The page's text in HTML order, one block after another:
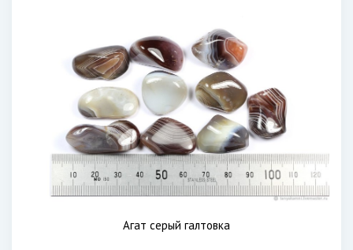
Агат серый галтовка